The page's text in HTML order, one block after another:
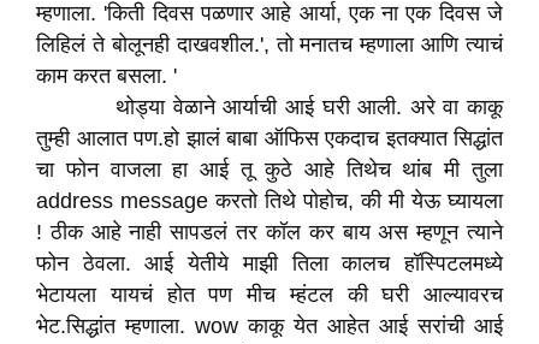
म्हणाला. 'किती दिवस पळणार आहे आर्या, एक ना एक दिवस जे
लिहिलं ते बोलूनही दाखवशील.', तो मनातच म्हणाला आणि त्याचं
काम करत बसला. '
थोड्या वेळाने आर्याची आई घरी आली. अरे वा काकू
तुम्ही आलात पण.हो झालं बाबा ऑफिस एकदाच इतक्यात सिद्धांत
चा फोन वाजला हा आई तू कुठे आहे तिथेच थांब मी तुला
address message करतो तिथे पोहोच, की मी येऊ घ्यायला
! ठीक आहे नाही सापडलं तर कॉल कर बाय अस म्हणून त्याने
फोन ठेवला. आई येतीये माझी तिला कालच हॉस्पिटलमध्ये
भेटायला यायचं होत पण मीच म्हंटल की घरी आल्यावरच
भेट.सिद्धांत म्हणाला. wow काकू येत आहेत आई सरांची आई